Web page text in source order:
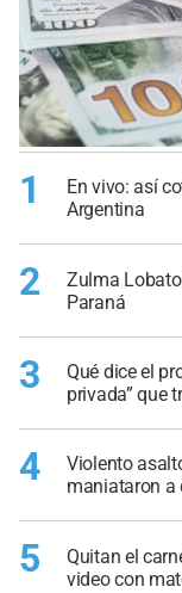
1
En vivo: así
Argentina
2
Zulma
Paraná
3
Qué dice el
privada” que
4
Violento
maniataron a
5
Quitan el
video con